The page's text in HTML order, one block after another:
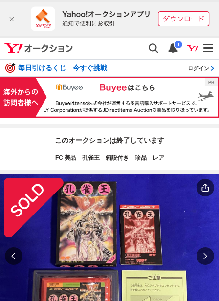
i
毎日引けるくじ 今すぐ挑戦 ログイン
このオークションは終了しています
FC 美品 孔雀王 箱説付き 珍品 レア